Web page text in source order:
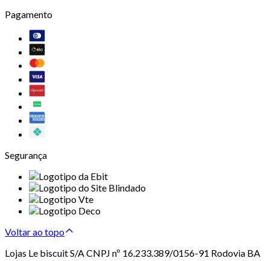
Pagamento
Segurança
Voltar ao topo
Lojas Le biscuit S/A CNPJ nº 16.233.389/0156-91 Rodovia BA